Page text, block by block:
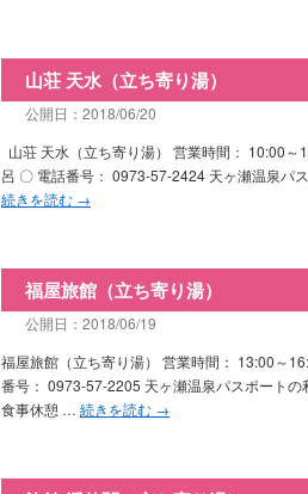
山荘 天水（立ち寄り湯）
公開日：2018/06/20
山荘 天水（立ち寄り湯） 営業時間：
呂 〇 電話番号： 0973-57-2424 天ヶ瀬温泉パ
続きを読む →
福屋旅館（立ち寄り湯）
公開日：2018/06/19
福屋旅館（立ち寄り湯） 営業時間： 13:00
番号： 0973-57-2205 天ヶ瀬温泉パスポート
食事休憩 … 続きを読む →